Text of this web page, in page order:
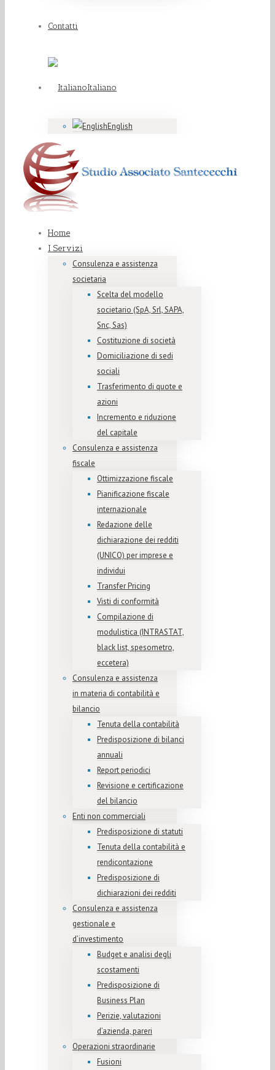
Contatti
Italiano
English
Home
I Servizi
Consulenza e assistenza
societaria
Scelta del modello
societario (SpA, Srl, SAPA,
Snc, Sas)
Costituzione di società
Domiciliazione di sedi
sociali
Trasferimento di quote e
azioni
Incremento e riduzione
del capitale
Consulenza e assistenza
fiscale
Ottimizzazione fiscale
Pianificazione fiscale
internazionale
Redazione delle
dichiarazione dei redditi
(UNICO) per imprese e
individui
Transfer Pricing
Visti di conformità
Compilazione di
modulistica (INTRASTAT,
black list, spesometro,
eccetera)
Consulenza e assistenza
in materia di contabilità e
bilancio
Tenuta della contabilità
Predisposizione di bilanci
annuali
Report periodici
Revisione e certificazione
del bilancio
Enti non commerciali
Predisposizione di statuti
Tenuta della contabilità e
rendicontazione
Predisposizione di
dichiarazioni dei redditi
Consulenza e assistenza
gestionale e
d’investimento
Budget e analisi degli
scostamenti
Predisposizione di
Business Plan
Perizie, valutazioni
d’azienda, pareri
Operazioni straordinarie
Fusioni